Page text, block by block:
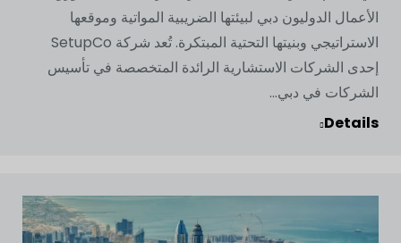
الأعمال الدوليون دبي لبيئتها الضريبية المواتية وموقعها
الاستراتيجي وبنيتها التحتية المبتكرة. تُعد شركة SetupCo
إحدى الشركات الاستشارية الرائدة المتخصصة في تأسيس
الشركات في دبي...
Details